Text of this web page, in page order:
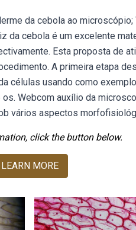
da cebola ao
da cebola é um excelente
Esta proposta de
A primeira etapa
células usando como
Webcom auxílio da
vários aspectos
click the button below.
LEARN MORE